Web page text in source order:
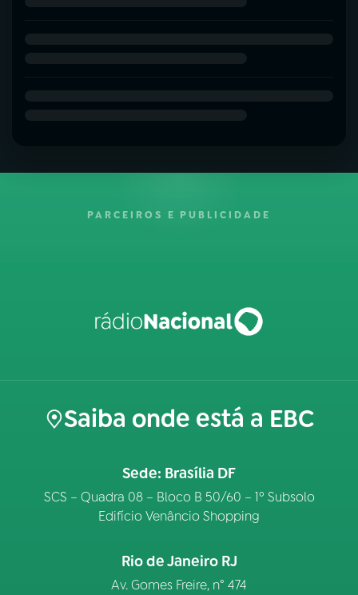
PARCEIROS E PUBLICIDADE
Saiba onde está a EBC
Sede: Brasília DF
SCS – Quadra 08 – Bloco B 50/60 – 1º Subsolo
Edifício Venâncio Shopping
Rio de Janeiro RJ
Av. Gomes Freire, n° 474